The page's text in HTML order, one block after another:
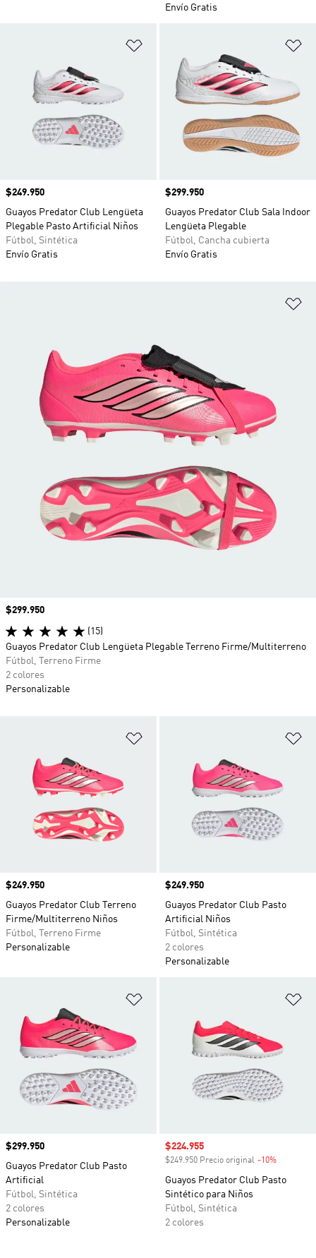
Envío Gratis
Precio
$249.950
Guayos Predator Club Lengüeta
Plegable Pasto Artificial Niños
Fútbol, Sintética
Envío Gratis
Precio
$299.950
Guayos Predator Club Sala Indoor
Lengüeta Plegable
Fútbol, Cancha cubierta
Envío Gratis
Precio
$249.950
Guayos Predator Club Terreno
Firme/Multiterreno Niños
Fútbol, Terreno Firme
Personalizable
Precio
$249.950
Guayos Predator Club Pasto
Artificial Niños
Fútbol, Sintética
2 colores
Personalizable
Precio
$299.950
Guayos Predator Club Pasto
Artificial
Fútbol, Sintética
2 colores
Personalizable
Precio de venta
$224.955
$249.950 Precio original -10%
Guayos Predator Club Pasto
Sintético para Niños
Fútbol, Sintética
2 colores
Precio
$299.950
(15)
Guayos Predator Club Lengüeta Plegable Terreno Firme/Multiterreno
Fútbol, Terreno Firme
2 colores
Personalizable